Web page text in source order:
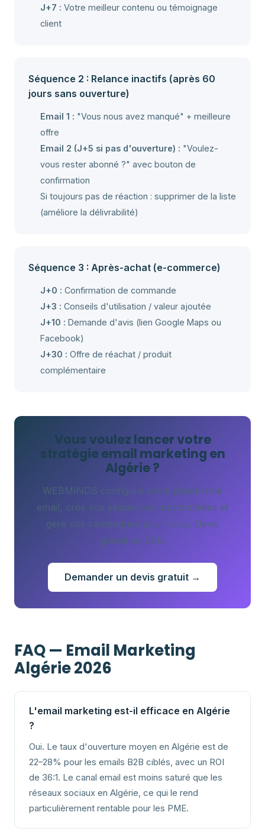
J+7 : Votre meilleur contenu ou témoignage
client
Séquence 2 : Relance inactifs (après 60
jours sans ouverture)
Email 1 : "Vous nous avez manqué" + meilleure
offre
Email 2 (J+5 si pas d'ouverture) : "Voulez-
vous rester abonné ?" avec bouton de
confirmation
Si toujours pas de réaction : supprimer de la liste
(améliore la délivrabilité)
Séquence 3 : Après-achat (e-commerce)
J+0 : Confirmation de commande
J+3 : Conseils d'utilisation / valeur ajoutée
J+10 : Demande d'avis (lien Google Maps ou
Facebook)
J+30 : Offre de réachat / produit
complémentaire
Vous voulez lancer votre
stratégie email marketing en
Algérie ?
WEBMINDS configure votre plateforme
email, crée vos séquences automatisées et
gère vos campagnes pour vous. Devis
gratuit en 24h.
Demander un devis gratuit →
FAQ — Email Marketing
Algérie 2026
L'email marketing est-il efficace en Algérie
?
Oui. Le taux d'ouverture moyen en Algérie est de
22–28% pour les emails B2B ciblés, avec un ROI
de 36:1. Le canal email est moins saturé que les
réseaux sociaux en Algérie, ce qui le rend
particulièrement rentable pour les PME.